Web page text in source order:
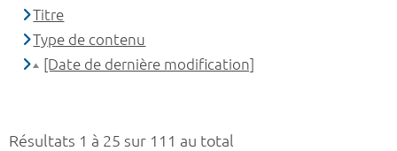
Résultats 1 à 25 sur 111 au total
Titre
Type de contenu
[Date de dernière modification]